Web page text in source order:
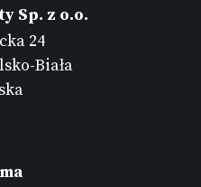
Sp. z o.o.
24
Biała